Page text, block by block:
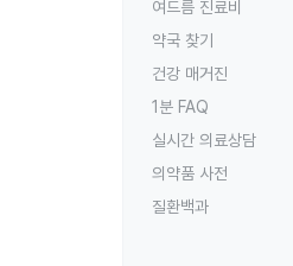
여드름 진료비
약국 찾기
건강 매거진
1분 FAQ
실시간 의료상담
의약품 사전
질환백과